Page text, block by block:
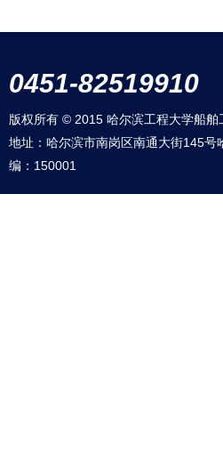
0451-82519910
版权所有 © 2015 哈尔滨工程大学船
地址：哈尔滨市南岗区南通大街145
编：150001